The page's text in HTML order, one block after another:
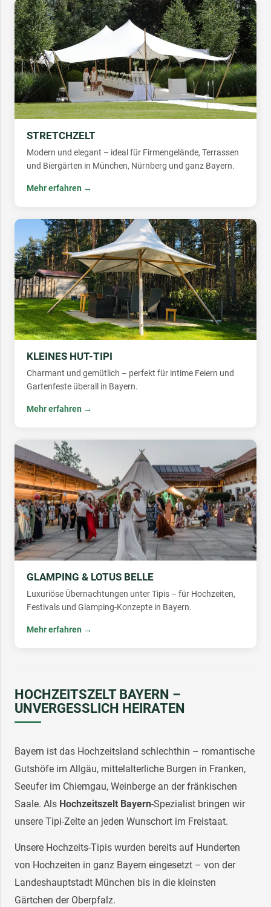
STRETCHZELT
Modern und elegant – ideal für Firmengelände, Terrassen
und Biergärten in München, Nürnberg und ganz Bayern.
Mehr erfahren →
KLEINES HUT-TIPI
Charmant und gemütlich – perfekt für intime Feiern und
Gartenfeste überall in Bayern.
Mehr erfahren →
GLAMPING & LOTUS BELLE
Luxuriöse Übernachtungen unter Tipis – für Hochzeiten,
Festivals und Glamping-Konzepte in Bayern.
Mehr erfahren →
HOCHZEITSZELT BAYERN –
UNVERGESSLICH HEIRATEN
Bayern ist das Hochzeitsland schlechthin – romantische
Gutshöfe im Allgäu, mittelalterliche Burgen in Franken,
Seeufer im Chiemgau, Weinberge an der fränkischen
Saale. Als Hochzeitszelt Bayern-Spezialist bringen wir
unsere Tipi-Zelte an jeden Wunschort im Freistaat.
Unsere Hochzeits-Tipis wurden bereits auf Hunderten
von Hochzeiten in ganz Bayern eingesetzt – von der
Landeshauptstadt München bis in die kleinsten
Gärtchen der Oberpfalz.